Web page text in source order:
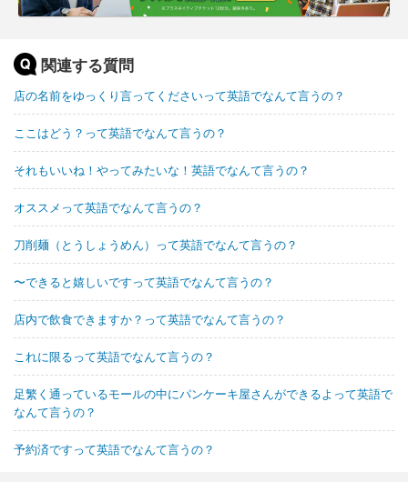
関連する質問
店の名前をゆっくり言ってくださいって英語でなんて言うの？
ここはどう？って英語でなんて言うの？
それもいいね！やってみたいな！英語でなんて言うの？
オススメって英語でなんて言うの？
刀削麺（とうしょうめん）って英語でなんて言うの？
〜できると嬉しいですって英語でなんて言うの？
店内で飲食できますか？って英語でなんて言うの？
これに限るって英語でなんて言うの？
足繁く通っているモールの中にパンケーキ屋さんができるよって英語で
なんて言うの？
予約済ですって英語でなんて言うの？